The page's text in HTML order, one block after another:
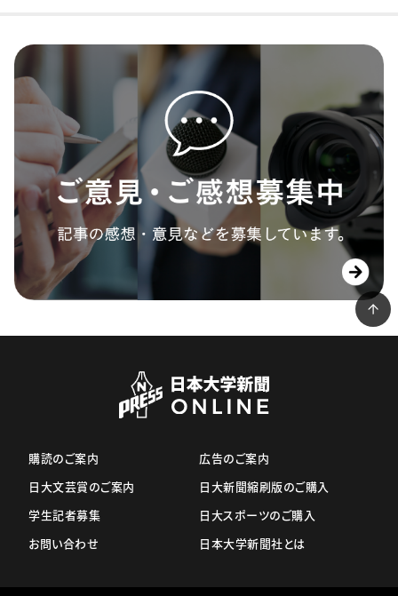
購読のご案内
日大文芸賞のご案内
学生記者募集
お問い合わせ
広告のご案内
日大新聞縮刷版のご購入
日大スポーツのご購入
日本大学新聞社とは